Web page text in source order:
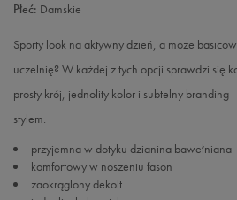
Płeć: Damskie
Sporty look na aktywny dzień, a może
uczelnię? W każdej z tych opcji sprawdzi się
prosty krój, jednolity kolor i subtelny branding
stylem.
przyjemna w dotyku dzianina bawełniana
komfortowy w noszeniu fason
zaokrąglony dekolt